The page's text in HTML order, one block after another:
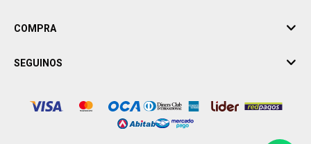
COMPRA
SEGUINOS